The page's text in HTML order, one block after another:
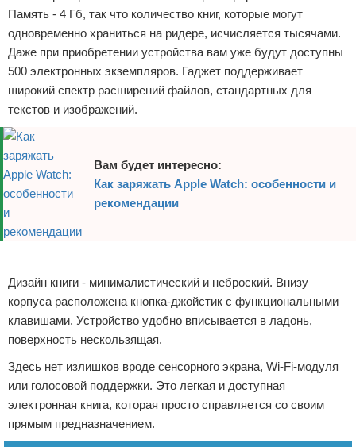
Память - 4 Гб, так что количество книг, которые могут
одновременно храниться на ридере, исчисляется тысячами.
Даже при приобретении устройства вам уже будут доступны
500 электронных экземпляров. Гаджет поддерживает
широкий спектр расширений файлов, стандартных для
текстов и изображений.
Вам будет интересно:
Как заряжать Apple Watch: особенности и
рекомендации
Дизайн книги - минималистический и неброский. Внизу
корпуса расположена кнопка-джойстик с функциональными
клавишами. Устройство удобно вписывается в ладонь,
поверхность нескользящая.
Здесь нет излишков вроде сенсорного экрана, Wi-Fi-модуля
или голосовой поддержки. Это легкая и доступная
электронная книга, которая просто справляется со своим
прямым предназначением.